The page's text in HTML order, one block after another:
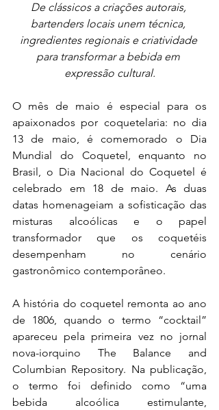
De clássicos a criações autorais,
bartenders locais unem técnica,
ingredientes regionais e criatividade
para transformar a bebida em
expressão cultural.
O mês de maio é especial para os
apaixonados por coquetelaria: no dia
13 de maio, é comemorado o Dia
Mundial do Coquetel, enquanto no
Brasil, o Dia Nacional do Coquetel é
celebrado em 18 de maio. As duas
datas homenageiam a sofisticação das
misturas alcoólicas e o papel
transformador que os coquetéis
desempenham no cenário
gastronômico contemporâneo.
A história do coquetel remonta ao ano
de 1806, quando o termo “cocktail”
apareceu pela primeira vez no jornal
nova-iorquino The Balance and
Columbian Repository. Na publicação,
o termo foi definido como “uma
bebida alcoólica estimulante,